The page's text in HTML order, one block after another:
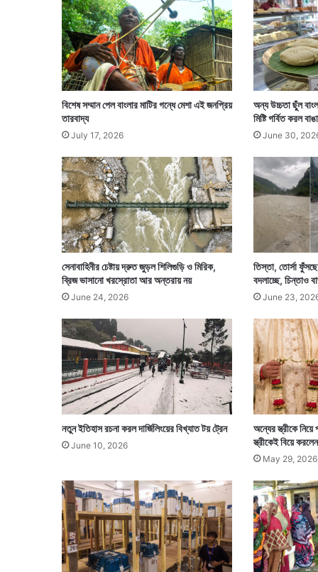
র
বি
জে
পি
নে
তা
জ
য়
প্র
শ
বিশেষ সম্মান পেল বাংলার মাটির গন্ধে মেশা এই জনপ্রিয়
তারবাদ্য
July 17, 2026
অন্য উচ্চতা ছুঁল
মিষ্টি গর্বিত করল
June 30,
সেনাবাহিনীর চেষ্টায় দ্রুত জুড়ল শিলিগুড়ি ও মিরিক,
ব্রিজ ভাসানো খরস্রোতা আর অন্তরায় নয়
June 24, 2026
তিস্তা, তোর্সা
বদলাচ্ছে, চিন্তাও
June 23,
নতুন ইতিহাস রচনা করল দার্জিলিংয়ের বিখ্যাত টয় ট্রেন
June 10, 2026
অন্যের স্ত্রীকে নিয়ে
স্ত্রীকেই বিয়ে
May 29, 2026